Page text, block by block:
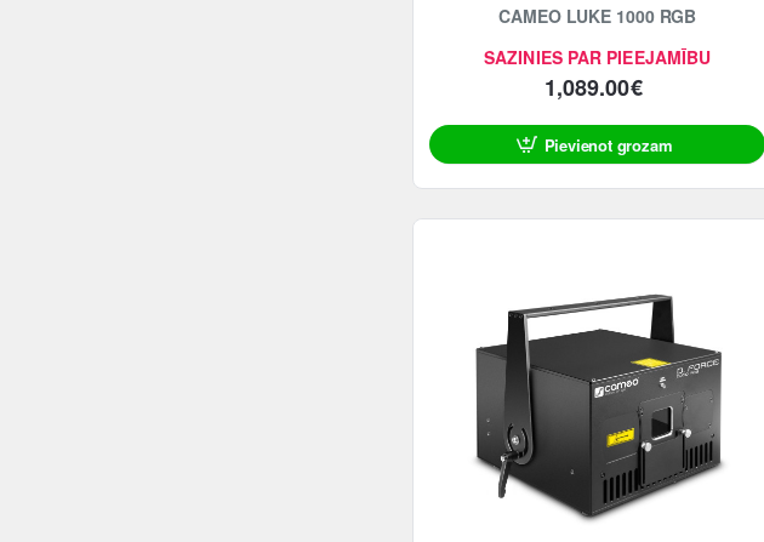
SAZINIES PAR PIEEJAMĪBU
CAMEO LUKE 1000 RGB
1,089.00€
Pievienot grozam